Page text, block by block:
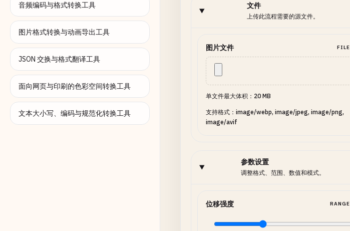
音频编码与格式转换工具
图片格式转换与动画导出工具
JSON 交换与格式翻译工具
面向网页与印刷的色彩空间转换工具
文本大小写、编码与规范化转换工具
文件
上传此流程需要的源文件。
图片文件 FILE
单文件最大体积：20 MB
支持格式：image/webp, image/jpeg, image/png,
image/avif
参数设置
调整格式、范围、数值和模式。
位移强度 RANGE